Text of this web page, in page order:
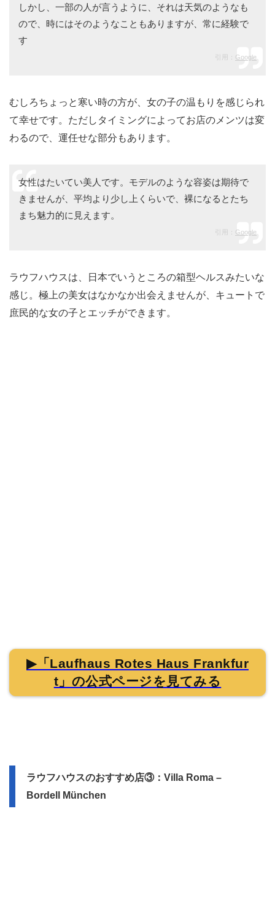
しかし、一部の人が言うように、それは天気のようなも
ので、時にはそのようなこともありますが、常に経験で
す
引用： Google
むしろちょっと寒い時の方が、女の子の温もりを感じられ
て幸せです。ただしタイミングによってお店のメンツは変
わるので、運任せな部分もあります。
女性はたいてい美人です。モデルのような容姿は期待で
きませんが、平均より少し上くらいで、裸になるとたち
まち魅力的に見えます。
引用： Google
ラウフハウスは、日本でいうところの箱型ヘルスみたいな
感じ。極上の美女はなかなか出会えませんが、キュートで
庶民的な女の子とエッチができます。
▶「Laufhaus Rotes Haus Frankfur
t」の公式ページを見てみる
ラウフハウスのおすすめ店③：Villa Roma –
Bordell München